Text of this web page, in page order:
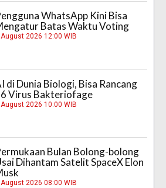
WhatsApp Kini Bisa
Batas Waktu Voting
August 2026 12:00 WIB
di Dunia Biologi, Bisa Rancang
Virus Bakteriofage
August 2026 10:00 WIB
Bulan Bolong-bolong
Dihantam Satelit SpaceX Elon
August 2026 08:00 WIB